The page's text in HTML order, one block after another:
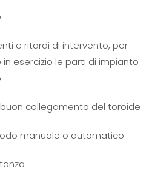
e ritardi di intervento, per
esercizio le parti di impianto
collegamento del toroide
manuale o automatico